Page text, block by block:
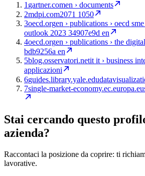
1 gartner.comen › documents
2mdpi.com2071 1050
3oecd.orgen › publications › oecd
outlook 2023 34907e9d en
4oecd.orgen › publications › the
bdb9256a en
5blog.osservatori.netit it › business
applicazioni
6guides.library.yale.edu
7single-market-economy.ec.europa.eu
Stai cercando questo
azienda?
Raccontaci la posizione da coprire: ti
lavorative.